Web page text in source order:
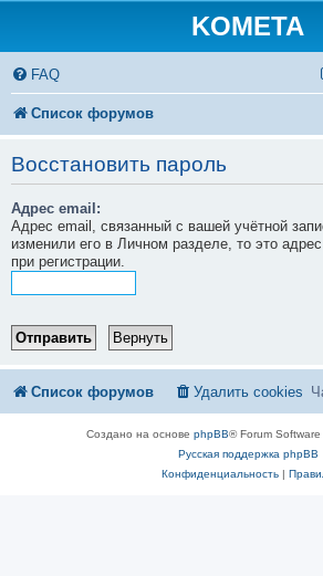
KOMETA
FAQ
Список форумов
Восстановить пароль
Адрес email:
Адрес email, связанный с вашей учётной
изменили его в Личном разделе, то это
при регистрации.
Список форумов Удалить cookies
Создано на основе phpBB® Forum
Русская поддержка phpBB
Конфиденциальность|